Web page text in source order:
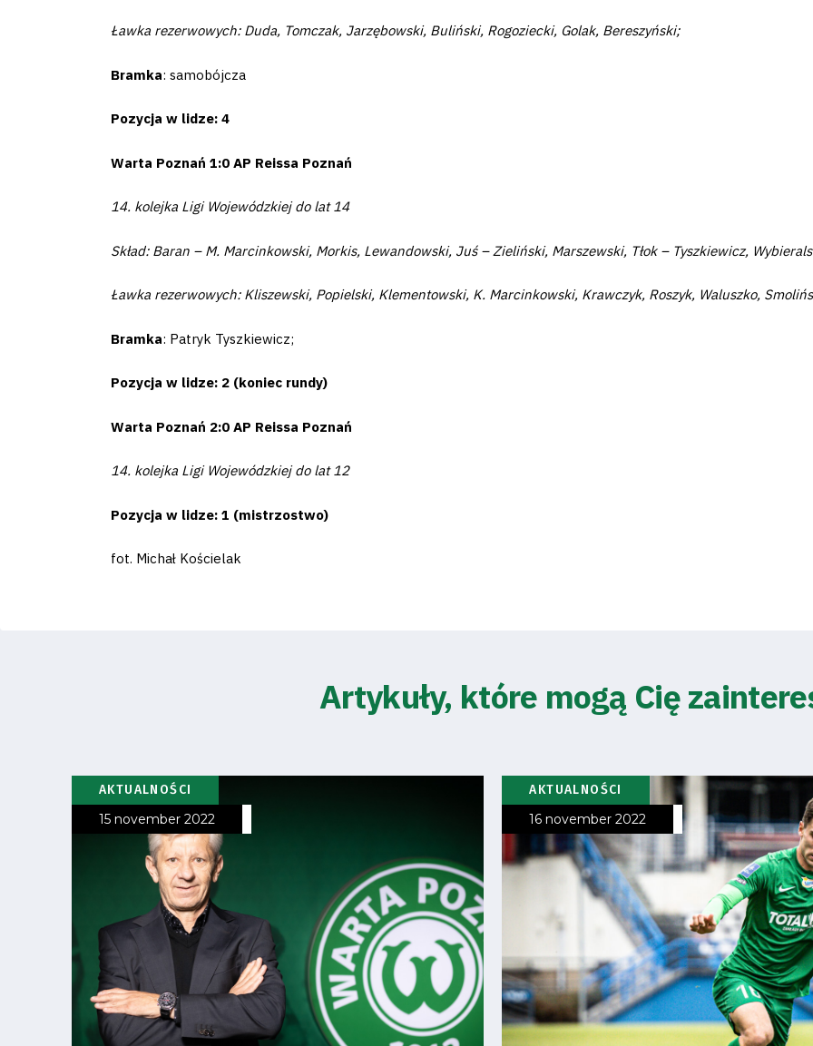
Privacy
Regulations
Development
Strategy
Warta’s
Ławka rezerwowych: Duda, Tomczak, Jarzębowski, Buliński, Rogoziecki, Golak, Bereszyński;
Bramka: samobójcza
Pozycja w lidze: 4
Warta Poznań 1:0 AP Reissa Poznań
14. kolejka Ligi Wojewódzkiej do lat 14
Skład: Baran – M. Marcinkowski, Morkis, Lewandowski, Juś – Zieliński, Marszewski, Tłok – Tyszkiewicz,
Ławka rezerwowych: Kliszewski, Popielski, Klementowski, K. Marcinkowski, Krawczyk, Roszyk, Waluszko,
Bramka: Patryk Tyszkiewicz;
Pozycja w lidze: 2 (koniec rundy)
Warta Poznań 2:0 AP Reissa Poznań
14. kolejka Ligi Wojewódzkiej do lat 12
Pozycja w lidze: 1 (mistrzostwo)
fot. Michał Kościelak
Artykuły, które mogą Cię
AKTUALNOŚCI
15 november 2022
AKTUALNOŚCI
16 november 2022